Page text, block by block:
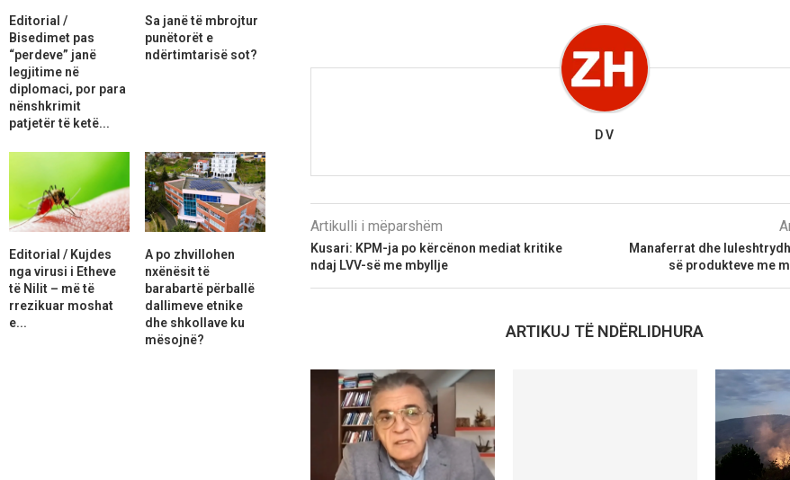
D V
Artikulli i mëparshëm
Kusari: KPM-ja po kërcënon mediat kritike
ndaj LVV-së me mbyllje
Manaferrat dhe
së produkteve me
ARTIKUJ TË NDËRLIDHURA
Editorial /
Bisedimet pas
“perdeve” janë
legjitime në
diplomaci, por para
nënshkrimit
patjetër të ketë...
Sa janë të mbrojtur
punëtorët e
ndërtimtarisë sot?
Editorial / Kujdes
nga virusi i Etheve
të Nilit – më të
rrezikuar moshat
e...
A po zhvillohen
nxënësit të
barabartë përballë
dallimeve etnike
dhe shkollave ku
mësojnë?